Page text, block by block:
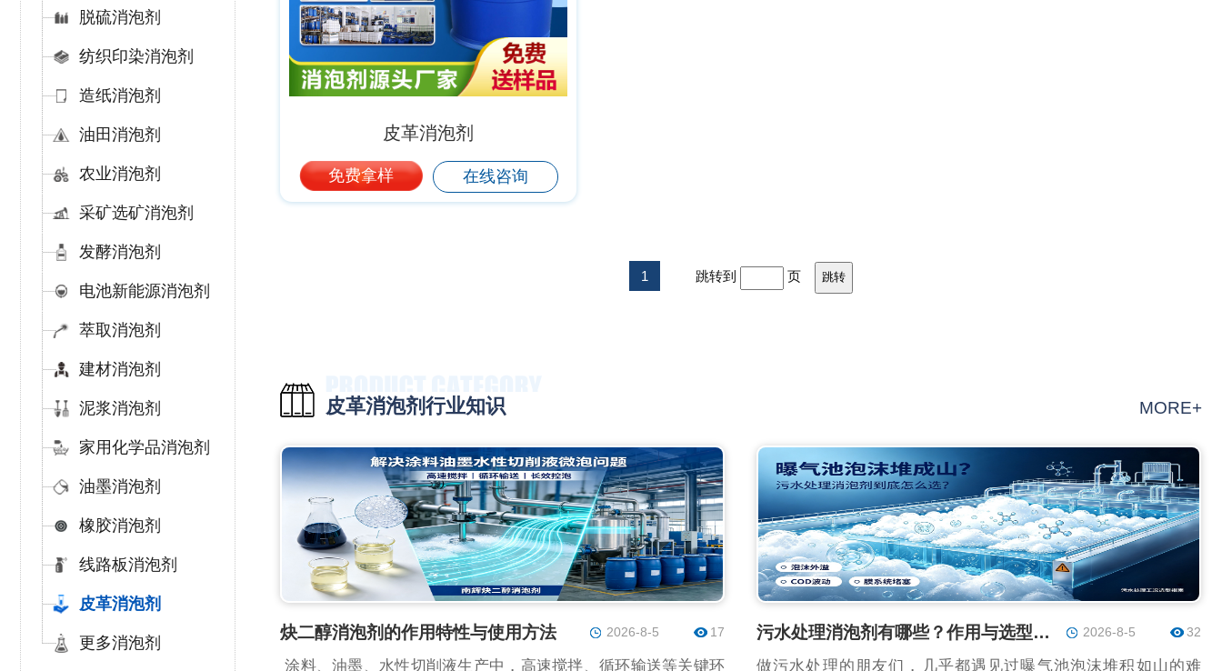
脱硫消泡剂
纺织印染消泡剂
造纸消泡剂
油田消泡剂
农业消泡剂
采矿选矿消泡剂
发酵消泡剂
电池新能源消泡剂
萃取消泡剂
建材消泡剂
泥浆消泡剂
家用化学品消泡剂
油墨消泡剂
橡胶消泡剂
线路板消泡剂
皮革消泡剂
更多消泡剂
皮革消泡剂
免费拿样 在线咨询
1 跳转到 页
皮革消泡剂行业知识 MORE+
炔二醇消泡剂的作用特性与使用方法 2026-8-5 17
涂料、油墨、水性切削液生产中，高速搅拌、循环输送等关键环
污水处理消泡剂有哪些？作用与选型一次讲透 2026-8-5 32
做污水处理的朋友们，几乎都遇见过曝气池泡沫堆积如山的难